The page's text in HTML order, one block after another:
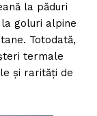
la păduri
goluri alpine
Totodată,
termale
și rarități de